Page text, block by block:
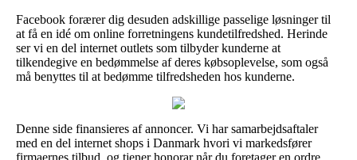
Facebook forærer dig desuden adskillige passelige løsninger til
at få en idé om online forretningens kundetilfredshed. Herinde
ser vi en del internet outlets som tilbyder kunderne at
tilkendegive en bedømmelse af deres købsoplevelse, som også
må benyttes til at bedømme tilfredsheden hos kunderne.
Denne side finansieres af annoncer. Vi har samarbejdsaftaler
med en del internet shops i Danmark hvori vi markedsfører
firmaernes tilbud, og tjener honorar når du foretager en ordre.